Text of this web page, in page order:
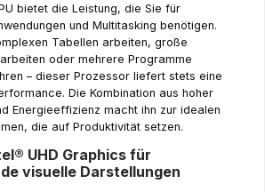
bietet die Leistung, die Sie für
und Multitasking benötigen.
Tabellen arbeiten, große
oder mehrere Programme
– dieser Prozessor liefert stets eine
Die Kombination aus hoher
Energieeffizienz macht ihn zur idealen
die auf Produktivität setzen.
UHD Graphics für
visuelle Darstellungen